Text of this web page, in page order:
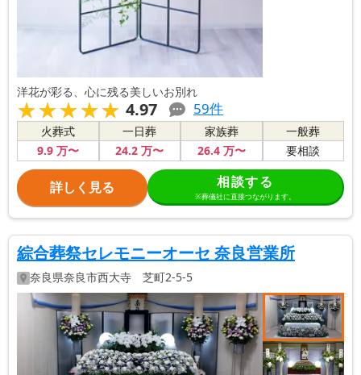
洋花が彩る、心に残る美しいお別れ
★★★★★
★★★★★ 4.97 59件
火葬式
9.9万〜
一日葬
24.2 万〜
家族葬
26.4万〜
一般葬
要相談
詳しく見る 相談する
※葬儀社に直接つながります。
綜合葬祭セレモニーオーセ 奈良営業所
奈良県奈良市西大寺 芝町2-5-5